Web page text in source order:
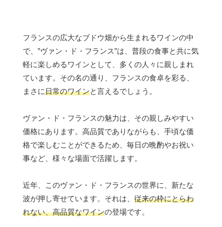
フランスの広大なブドウ畑から生まれるワインの中
で、”ヴァン・ド・フランス”は、普段の食事と共に気
軽に楽しめるワインとして、多くの人々に親しまれ
ています。その名の通り、フランスの食卓を彩る、
まさに日常のワインと言えるでしょう。
ヴァン・ド・フランスの魅力は、その親しみやすい
価格にあります。高品質でありながらも、手頃な価
格で楽しむことができるため、毎日の晩酌やお祝い
事など、様々な場面で活躍します。
近年、このヴァン・ド・フランスの世界に、新たな
波が押し寄せています。それは、 従来の枠にとらわ
れない、高品質なワインの登場です。